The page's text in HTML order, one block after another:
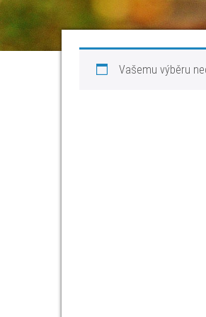
Vašemu výběru